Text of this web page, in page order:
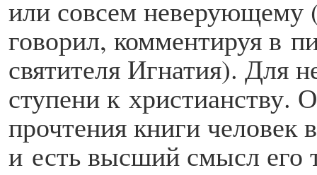
или совсем неверующему
говорил, комментируя в
святителя Игнатия). Для
ступени к христианству.
прочтения книги
и есть высший смысл его